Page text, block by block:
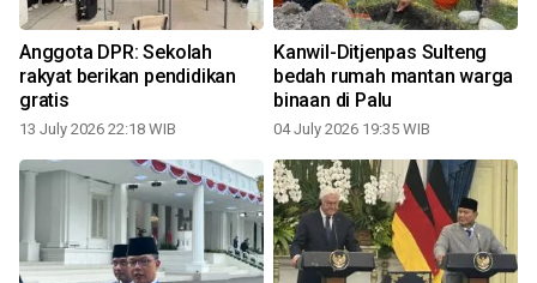
Anggota DPR: Sekolah
rakyat berikan pendidikan
gratis
13 July 2026 22:18 WIB
Kanwil-Ditjenpas Sulteng
bedah rumah mantan warga
binaan di Palu
04 July 2026 19:35 WIB